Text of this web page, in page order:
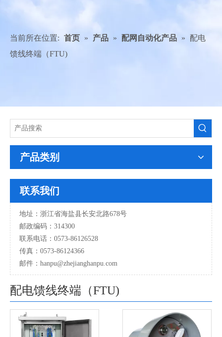
当前所在位置: 首页 » 产品 » 配网自动化产品 »
配电
馈线终端（FTU)
产品类别
联系我们
地址：浙江省海盐县长安北路678号
邮政编码：314300
联系电话：0573-86126528
传真：0573-86124366
邮件：hanpu@zhejianghanpu.com
配电馈线终端（FTU)